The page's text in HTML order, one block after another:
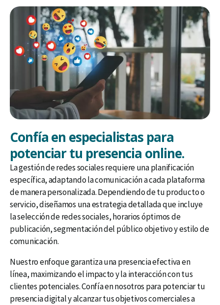
Confía en especialistas para
potenciar tu presencia online.
La gestión de redes sociales requiere una planificación
específica, adaptando la comunicación a cada plataforma
de manera personalizada. Dependiendo de tu producto o
servicio, diseñamos una estrategia detallada que incluye
la selección de redes sociales, horarios óptimos de
publicación, segmentación del público objetivo y estilo de
comunicación.
Nuestro enfoque garantiza una presencia efectiva en
línea, maximizando el impacto y la interacción con tus
clientes potenciales. Confía en nosotros para potenciar tu
presencia digital y alcanzar tus objetivos comerciales a